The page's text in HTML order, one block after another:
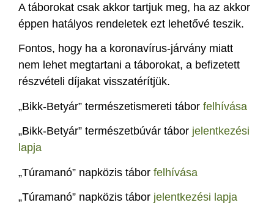
A táborokat csak akkor tartjuk meg, ha az akkor
éppen hatályos rendeletek ezt lehetővé teszik.
Fontos, hogy ha a koronavírus-járvány miatt
nem lehet megtartani a táborokat, a befizetett
részvételi díjakat visszatérítjük.
„Bikk-Betyár” természetismereti tábor felhívása
„Bikk-Betyár” természetbúvár tábor jelentkezési
lapja
„Túramanó” napközis tábor felhívása
„Túramanó” napközis tábor jelentkezési lapja